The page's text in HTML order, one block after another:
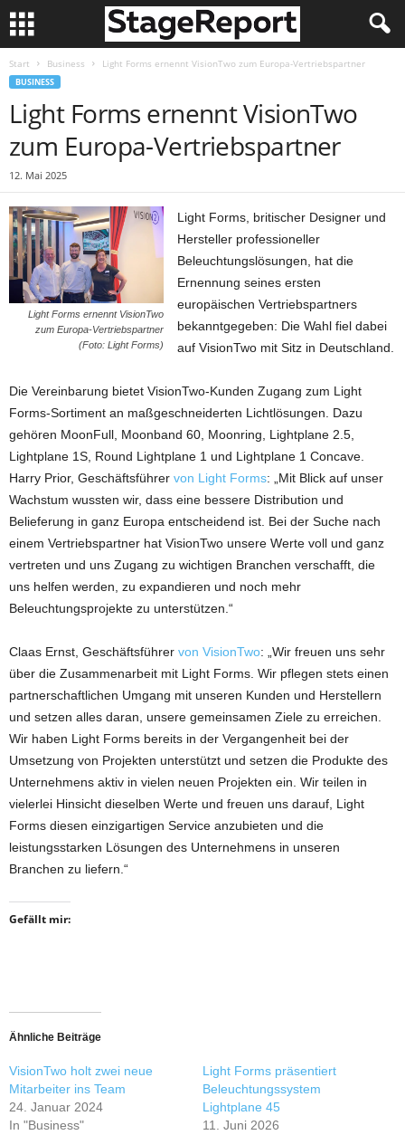
Start Business Light Forms ernennt VisionTwo zum Europa-Vertriebspartner
BUSINESS
Light Forms ernennt VisionTwo
zum Europa-Vertriebspartner
12. Mai 2025
Light Forms ernennt VisionTwo
zum Europa-Vertriebspartner
(Foto: Light Forms)
Light Forms, britischer Designer und
Hersteller professioneller
Beleuchtungslösungen, hat die
Ernennung seines ersten
europäischen Vertriebspartners
bekanntgegeben: Die Wahl fiel dabei
auf VisionTwo mit Sitz in Deutschland.
Die Vereinbarung bietet VisionTwo-Kunden Zugang zum Light
Forms-Sortiment an maßgeschneiderten Lichtlösungen. Dazu
gehören MoonFull, Moonband 60, Moonring, Lightplane 2.5,
Lightplane 1S, Round Lightplane 1 und Lightplane 1 Concave.
Harry Prior, Geschäftsführer von Light Forms: „Mit Blick auf unser
Wachstum wussten wir, dass eine bessere Distribution und
Belieferung in ganz Europa entscheidend ist. Bei der Suche nach
einem Vertriebspartner hat VisionTwo unsere Werte voll und ganz
vertreten und uns Zugang zu wichtigen Branchen verschafft, die
uns helfen werden, zu expandieren und noch mehr
Beleuchtungsprojekte zu unterstützen.“
Claas Ernst, Geschäftsführer von VisionTwo: „Wir freuen uns sehr
über die Zusammenarbeit mit Light Forms. Wir pflegen stets einen
partnerschaftlichen Umgang mit unseren Kunden und Herstellern
und setzen alles daran, unsere gemeinsamen Ziele zu erreichen.
Wir haben Light Forms bereits in der Vergangenheit bei der
Umsetzung von Projekten unterstützt und setzen die Produkte des
Unternehmens aktiv in vielen neuen Projekten ein. Wir teilen in
vielerlei Hinsicht dieselben Werte und freuen uns darauf, Light
Forms diesen einzigartigen Service anzubieten und die
leistungsstarken Lösungen des Unternehmens in unseren
Branchen zu liefern.“
Gefällt mir:
Ähnliche Beiträge
VisionTwo holt zwei neue
Mitarbeiter ins Team
24. Januar 2024
In "Business"
Light Forms präsentiert
Beleuchtungssystem
Lightplane 45
11. Juni 2026